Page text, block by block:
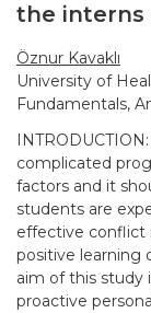
the interns
Öznur Kavaklı
University of
Fundamentals,
complicated
factors and it
students are
effective conflict
positive learning
aim of this study
proactive